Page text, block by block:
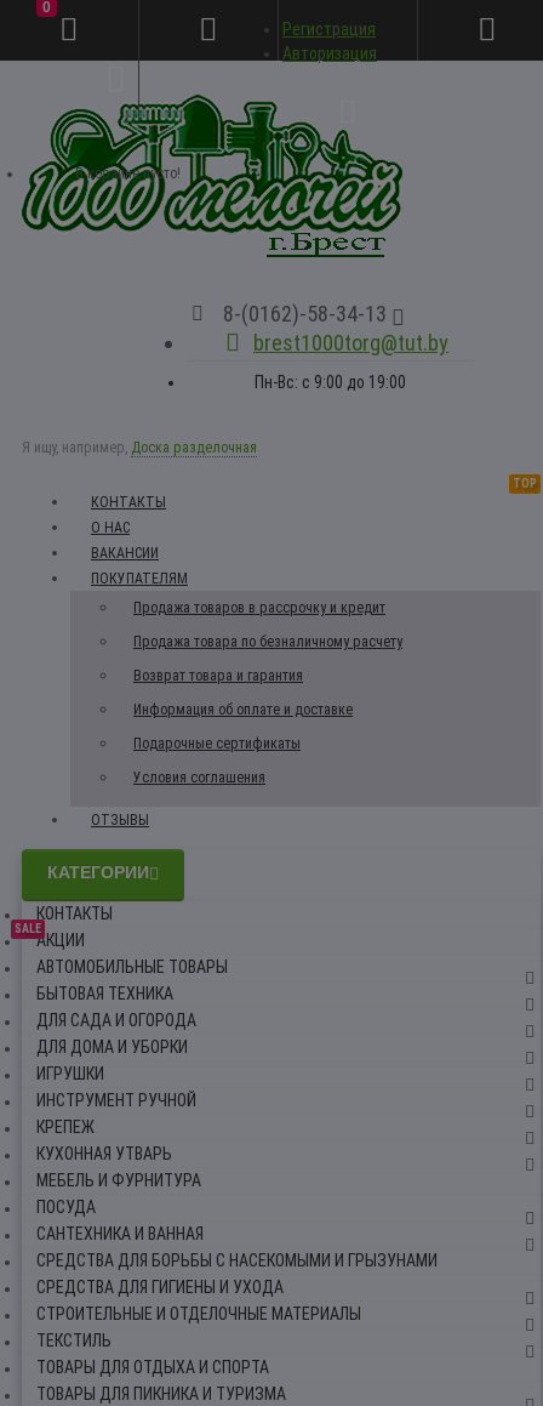
8-(0162)-58-34-13
brest1000torg@tut.by
Пн-Вс: с 9:00 до 19:00
Я ищу, например, Доска разделочная
Регистрация
Авторизация
0
В корзине пусто!
КОНТАКТЫ
О НАС
ВАКАНСИИ
ПОКУПАТЕЛЯМ
Продажа товаров в рассрочку и кредит
Продажа товара по безналичному расчету
Возврат товара и гарантия
Информация об оплате и доставке
Подарочные сертификаты
Условия соглашения
TOP
ОТЗЫВЫ
КАТЕГОРИИ
КОНТАКТЫ
SALE
АКЦИИ
АВТОМОБИЛЬНЫЕ ТОВАРЫ
БЫТОВАЯ ТЕХНИКА
ДЛЯ САДА И ОГОРОДА
ДЛЯ ДОМА И УБОРКИ
ИГРУШКИ
ИНСТРУМЕНТ РУЧНОЙ
КРЕПЕЖ
КУХОННАЯ УТВАРЬ
МЕБЕЛЬ И ФУРНИТУРА
ПОСУДА
САНТЕХНИКА И ВАННАЯ
СРЕДСТВА ДЛЯ БОРЬБЫ С НАСЕКОМЫМИ И ГРЫЗУНАМИ
СРЕДСТВА ДЛЯ ГИГИЕНЫ И УХОДА
СТРОИТЕЛЬНЫЕ И ОТДЕЛОЧНЫЕ МАТЕРИАЛЫ
ТЕКСТИЛЬ
ТОВАРЫ ДЛЯ ОТДЫХА И СПОРТА
ТОВАРЫ ДЛЯ ПИКНИКА И ТУРИЗМА